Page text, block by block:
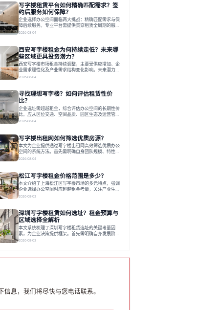
区、灵活产品和丰富配套，满足不同企业需求。企业
应明确自身需求，实地考察，选择能支持长期发展、
提升竞争力的办公空间。在上海寻找合适的办公空
间，对于企业行政负责人、中小企业主
写字楼租赁平台如何精确匹配需求？签
约后服务如何保障？
企业选择办公空间面临两大挑战：精确匹配需求与保
障后续服务。专业平台需提供贯穿租赁全周期的服
务，将企业从非核心事务中解放。精确匹配需结合企
的全周期保障体系。德必集团通过标准化服务与个性
化运营结合，以全国布局和产业生态圈为企业提供稳
定支持，体现了从信息撮合到深度服务的能力转变。
在为企业寻找办公空间的过程中，
2026-08-04
西安写字楼租金为何持续走低？未来哪
些区域更具投资潜力？
西安写字楼市场租金持续调整，主要受供应增加、企
业需求理性化及产业需求结构变化影响。未来潜力区
域集中在产业集聚、交利及城市更新地带，如高新区
运营方通过空间优化与社群服务，助力企业成长，推
动市场向多元化、高性价比方向发展。近年来，西安
写字楼市场呈现出租金持续调整的态势，这一现象引
发了的广泛关注。作为西部重要
2026-08-04
寻找理想写字楼？如何评估租赁性价
比？
企业选址需超越租金，综合评估办公空间的长期性价
比。应从区位交通、空间品质、园区生态及运营管理
四个核心维度权衡财务支出与长期价值回报。理想的
衡。对于许多正在成长或寻求稳定发展的企业而言，
寻找一处合适的办公空间是一项至关重要的决策。这
不仅关系到团队的日常工作效率与协作氛围，更直接
影响着企业的品牌形象、运营成本
2026-08-04
写字楼出租网如何筛选优质房源？
本文为企业提供通过写字楼出租网高效筛选优质办公
空间的系统方法。首先需明确自身团队规模、特性、
预算等核心需求。线上筛选时，应深入解读房源参
背景与持续服务能力。完成线上初选后，必须进行线
下实地验证，核对空间实景、测试设施、感受园区氛
围并确认合同条款，从而做出精确决策。在数字化时
代，写字楼出租网已成为企业寻找
2026-08-04
松江写字楼租金价格范围是多少？
本文介绍了上海松江区写字楼市场的多元特点，强调
企业选择办公空间时应超越租金考量，关注产业生态
与综合服务。文章分析了市场概况、影响空间价值的
建服务生态助力企业成长，建议企业系统评估需求与
长期价值，选择匹配的发展载体。对于许多寻求在上
海松江区设立或扩展办公空间的企业而言，了解该区
域的写字楼市场概况是决策的首先
2026-08-03
深圳写字楼租赁如何选址？租金预算与
区域选择全解析
本文系统梳理了深圳写字楼租赁选址的关键考量因
素，为企业决策提供框架。首先需明确自身发展阶
段、团队规模和文化特质等核心需求。深圳多中心商
业园注重生态与社群，适合文创、科技类企业。评估
2026-08-03
信息，我们将尽快与您电话联系。